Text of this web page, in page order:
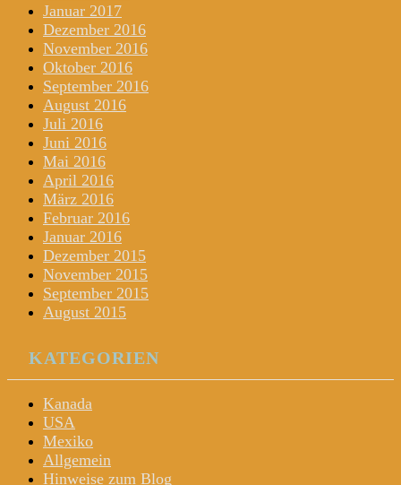
Januar 2017
Dezember 2016
November 2016
Oktober 2016
September 2016
August 2016
Juli 2016
Juni 2016
Mai 2016
April 2016
März 2016
Februar 2016
Januar 2016
Dezember 2015
November 2015
September 2015
August 2015
KATEGORIEN
Kanada
USA
Mexiko
Allgemein
Hinweise zum Blog